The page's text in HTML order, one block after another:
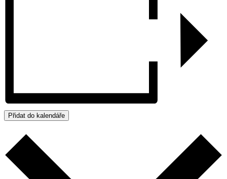
Přidat do kalendáře